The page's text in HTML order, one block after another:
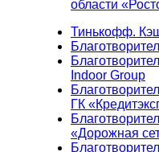
области
Тинькофф.
Indoor Group
ГК
«Дорожная